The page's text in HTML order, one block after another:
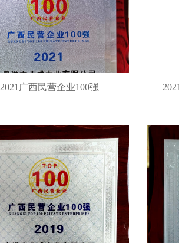
2021广西民营企业100强